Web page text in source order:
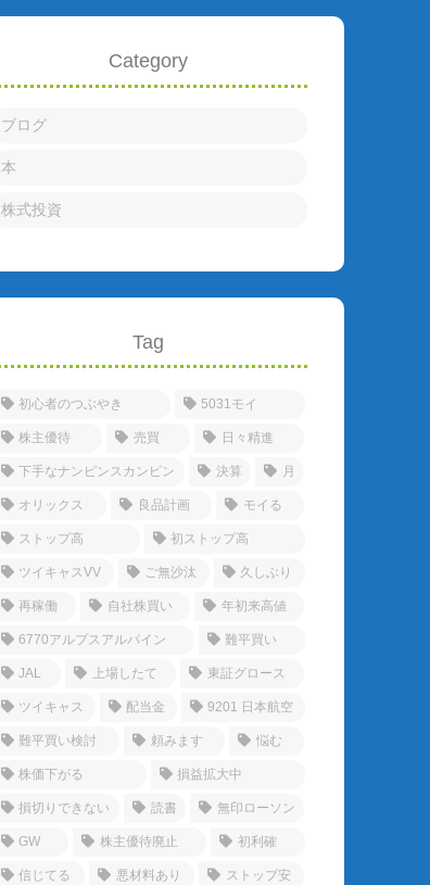
Category
ブログ
本
株式投資
Tag
初心者のつぶやき 5031モイ
株主優待 売買 日々精進
下手なナンピンスカンピン 決算 月
オリックス 良品計画 モイる
ストップ高 初ストップ高
ツイキャスVV ご無沙汰 久しぶり
再稼働 自社株買い 年初来高値
6770アルプスアルパイン 難平買い
JAL 上場したて 東証グロース
ツイキャス 配当金 9201 日本航空
難平買い検討 頼みます 悩む
株価下がる 損益拡大中
損切りできない 読書 無印ローソン
GW 株主優待廃止 初利確
信じてる 悪材料あり ストップ安